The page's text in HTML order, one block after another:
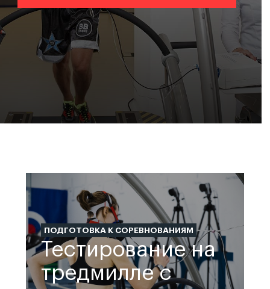
ПОДГОТОВКА К СОРЕВНОВАНИЯМ
Тестирование на
тредмилле с